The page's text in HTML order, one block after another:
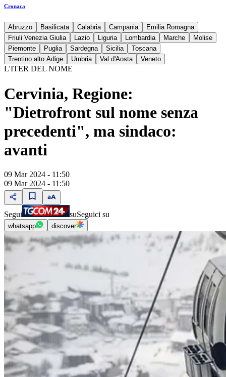
Cronaca
Abruzzo Basilicata Calabria Campania
Emilia Romagna
Friuli Venezia Giulia
Lazio Liguria Lombardia Marche
Molise
Piemonte
Puglia Sardegna Sicilia
Toscana
Trentino alto Adige
Umbria Val d'Aosta Veneto
L'ITER DEL NOME
Cervinia, Regione:
"Dietrofront sul nome senza
precedenti", ma sindaco:
avanti
09 Mar 2024 - 11:50
09 Mar 2024 - 11:50
Segui suSeguici su
whatsapp discover